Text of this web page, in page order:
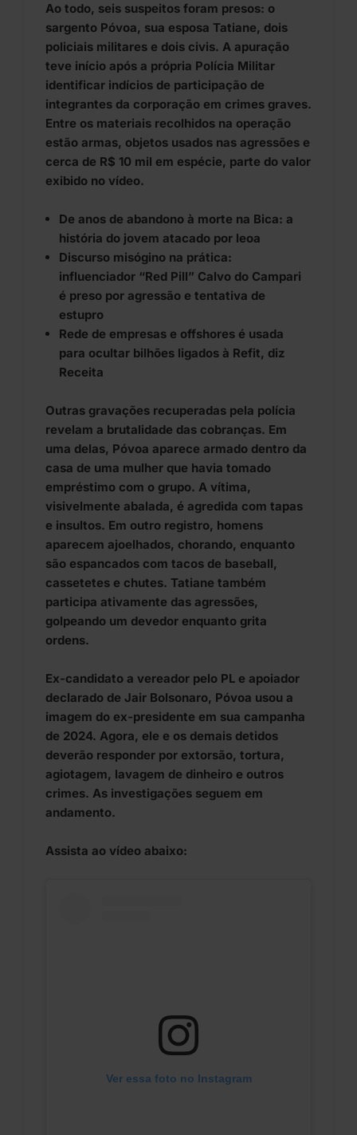
Ao todo, seis suspeitos foram presos: o
sargento Póvoa, sua esposa Tatiane, dois
policiais militares e dois civis. A apuração
teve início após a própria Polícia Militar
identificar indícios de participação de
integrantes da corporação em crimes graves.
Entre os materiais recolhidos na operação
estão armas, objetos usados nas agressões e
cerca de R$ 10 mil em espécie, parte do valor
exibido no vídeo.
De anos de abandono à morte na Bica: a
história do jovem atacado por leoa
Discurso misógino na prática:
influenciador “Red Pill” Calvo do Campari
é preso por agressão e tentativa de
estupro
Rede de empresas e offshores é usada
para ocultar bilhões ligados à Refit, diz
Receita
Outras gravações recuperadas pela polícia
revelam a brutalidade das cobranças. Em
uma delas, Póvoa aparece armado dentro da
casa de uma mulher que havia tomado
empréstimo com o grupo. A vítima,
visivelmente abalada, é agredida com tapas
e insultos. Em outro registro, homens
aparecem ajoelhados, chorando, enquanto
são espancados com tacos de baseball,
cassetetes e chutes. Tatiane também
participa ativamente das agressões,
golpeando um devedor enquanto grita
ordens.
Ex-candidato a vereador pelo PL e apoiador
declarado de Jair Bolsonaro, Póvoa usou a
imagem do ex-presidente em sua campanha
de 2024. Agora, ele e os demais detidos
deverão responder por extorsão, tortura,
agiotagem, lavagem de dinheiro e outros
crimes. As investigações seguem em
andamento.
Assista ao vídeo abaixo:
Ver essa foto no Instagram